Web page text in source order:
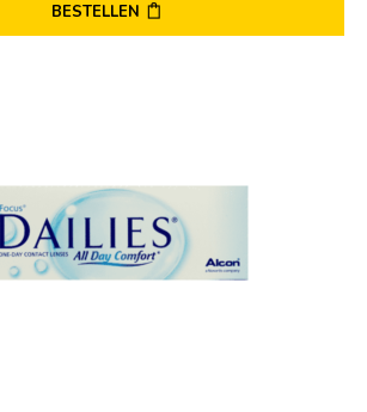
BESTELLEN
Optionen
können
auf